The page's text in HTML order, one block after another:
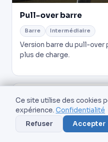
Pull-over barre
Barre Intermédiaire
Version barre du pull-over
plus de charge.
Pull-over câble
Câble Intermédiaire
Pull-over à la poulie
Ce site utilise des cookies
expérience. Confidentialité
Refuser
Accepter